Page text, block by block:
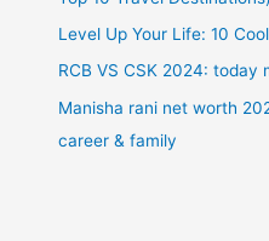
Level Up Your Life: 10
RCB VS CSK 2024:
Manisha rani net worth
career & family